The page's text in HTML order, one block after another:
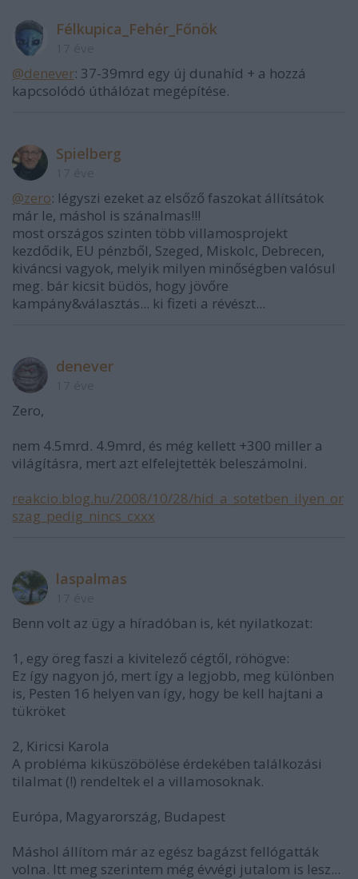
Félkupica_Fehér_Főnök
@denever: 37-39mrd egy új dunahíd + a hozzá
kapcsolódó úthálózat megépítése.
Spielberg
@zero: légyszi ezeket az elsőző faszokat állítsátok
már le, máshol is szánalmas!!!
most országos szinten több villamosprojekt
kezdődik, EU pénzből, Szeged, Miskolc, Debrecen,
kiváncsi vagyok, melyik milyen minőségben valósul
meg. bár kicsit büdös, hogy jövőre
kampány&választás... ki fizeti a révészt...
denever
Zero,
nem 4.5mrd. 4.9mrd, és még kellett +300 miller a
világításra, mert azt elfelejtették beleszámolni.
reakcio.blog.hu/2008/10/28/hid_a_sotetben_ilyen_or
szag_pedig_nincs_cxxx
laspalmas
Benn volt az ügy a híradóban is, két nyilatkozat:
1, egy öreg faszi a kivitelező cégtől, röhögve:
Ez így nagyon jó, mert így a legjobb, meg különben
is, Pesten 16 helyen van így, hogy be kell hajtani a
tükröket
2, Kiricsi Karola
A probléma kiküszöbölése érdekében találkozási
tilalmat (!) rendeltek el a villamosoknak.
Európa, Magyarország, Budapest
Máshol állítom már az egész bagázst fellógatták
volna. Itt meg szerintem még évvégi jutalom is lesz...